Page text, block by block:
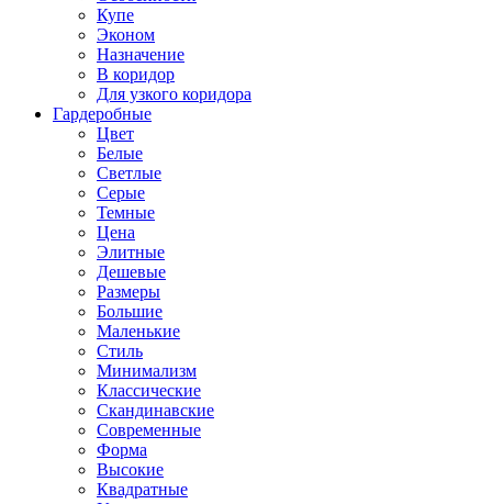
Купе
Эконом
Назначение
В коридор
Для узкого коридора
Гардеробные
Цвет
Белые
Светлые
Серые
Темные
Цена
Элитные
Дешевые
Размеры
Большие
Маленькие
Стиль
Минимализм
Классические
Скандинавские
Современные
Форма
Высокие
Квадратные